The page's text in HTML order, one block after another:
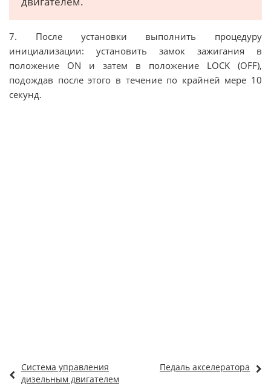
7. После установки выполнить процедуру
инициализации: установить замок зажигания в
положение ON и затем в положение LOCK (OFF),
подождав после этого в течение по крайней мере 10
секунд.
Система управления
дизельным двигателем
Педаль акселератора